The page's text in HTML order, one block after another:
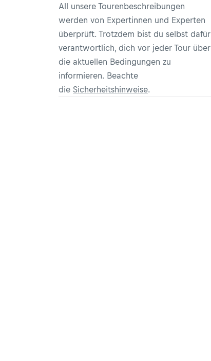
All unsere Tourenbeschreibungen
werden von Expertinnen und Experten
überprüft. Trotzdem bist du selbst dafür
verantwortlich, dich vor jeder Tour über
die aktuellen Bedingungen zu
informieren. Beachte
die Sicherheitshinweise.